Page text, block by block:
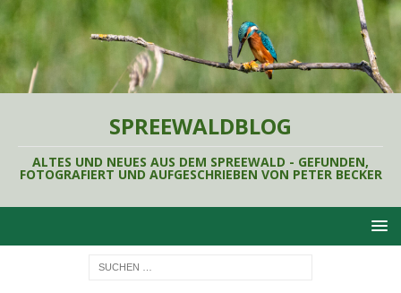
SPREEWALDBLOG
ALTES UND NEUES AUS DEM SPREEWALD - GEFUNDEN,
FOTOGRAFIERT UND AUFGESCHRIEBEN VON PETER BECKER